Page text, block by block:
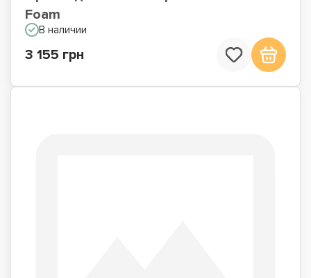
Foam
В наличии
3 155 грн